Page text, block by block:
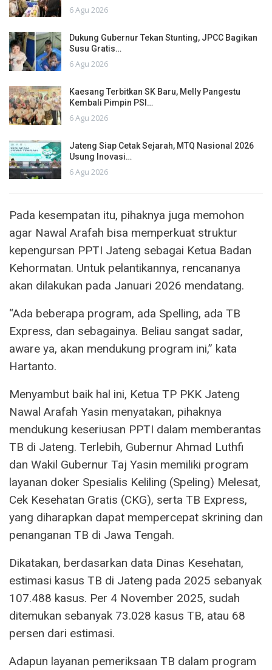
6 Agu 2026
Dukung Gubernur Tekan Stunting, JPCC Bagikan
Susu Gratis…
6 Agu 2026
Kaesang Terbitkan SK Baru, Melly Pangestu
Kembali Pimpin PSI…
6 Agu 2026
Jateng Siap Cetak Sejarah, MTQ Nasional 2026
Usung Inovasi…
6 Agu 2026
Pada kesempatan itu, pihaknya juga memohon
agar Nawal Arafah bisa memperkuat struktur
kepengursan PPTI Jateng sebagai Ketua Badan
Kehormatan. Untuk pelantikannya, rencananya
akan dilakukan pada Januari 2026 mendatang.
“Ada beberapa program, ada Spelling, ada TB
Express, dan sebagainya. Beliau sangat sadar,
aware ya, akan mendukung program ini,” kata
Hartanto.
Menyambut baik hal ini, Ketua TP PKK Jateng
Nawal Arafah Yasin menyatakan, pihaknya
mendukung keseriusan PPTI dalam memberantas
TB di Jateng. Terlebih, Gubernur Ahmad Luthfi
dan Wakil Gubernur Taj Yasin memiliki program
layanan doker Spesialis Keliling (Speling) Melesat,
Cek Kesehatan Gratis (CKG), serta TB Express,
yang diharapkan dapat mempercepat skrining dan
penanganan TB di Jawa Tengah.
Dikatakan, berdasarkan data Dinas Kesehatan,
estimasi kasus TB di Jateng pada 2025 sebanyak
107.488 kasus. Per 4 November 2025, sudah
ditemukan sebanyak 73.028 kasus TB, atau 68
persen dari estimasi.
Adapun layanan pemeriksaan TB dalam program